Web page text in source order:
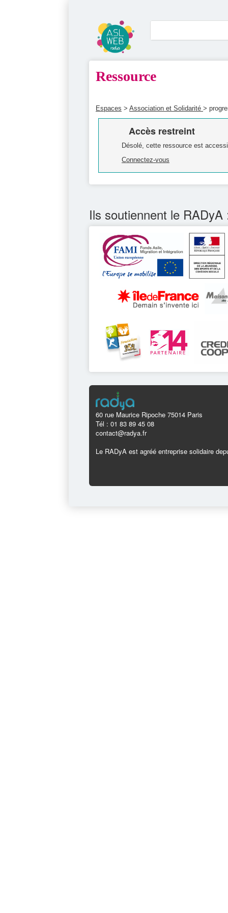
Ressource
Espaces > Association et Solidarité >
Accès restreint
Désolé, cette ressource est
Connectez-vous
Ils soutiennent le RADyA
60 rue Maurice Ripoche 75014 Paris
Tél : 01 83 89 45 08
contact@radya.fr
Le RADyA est agréé entreprise solidaire